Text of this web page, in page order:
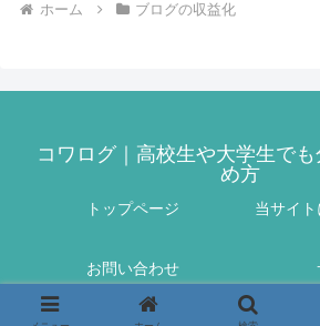
ホーム ブログの収益化
コワログ｜高校生や大学生で
め方
トップページ
当サイ
お問い合わせ
© 2021 コワログ｜高校生や大学生でも